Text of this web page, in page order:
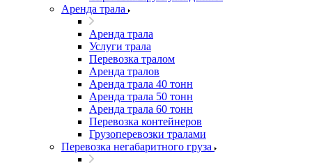
Аренда трала
Аренда трала
Услуги трала
Перевозка тралом
Аренда тралов
Аренда трала 40 тонн
Аренда трала 50 тонн
Аренда трала 60 тонн
Перевозка контейнеров
Грузоперевозки тралами
Перевозка негабаритного груза